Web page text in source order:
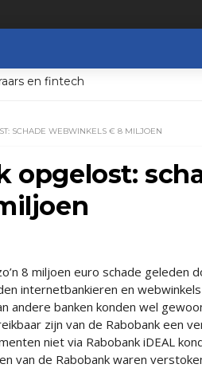
en fintech
SCHADE WEBWINKELS € 8 MILJOEN
opgelost:
8 miljoen euro schade geleden
internetbankieren en
andere banken konden wel
zijn van de Rabobank een
niet via Rabobank iDEAL
van de Rabobank waren